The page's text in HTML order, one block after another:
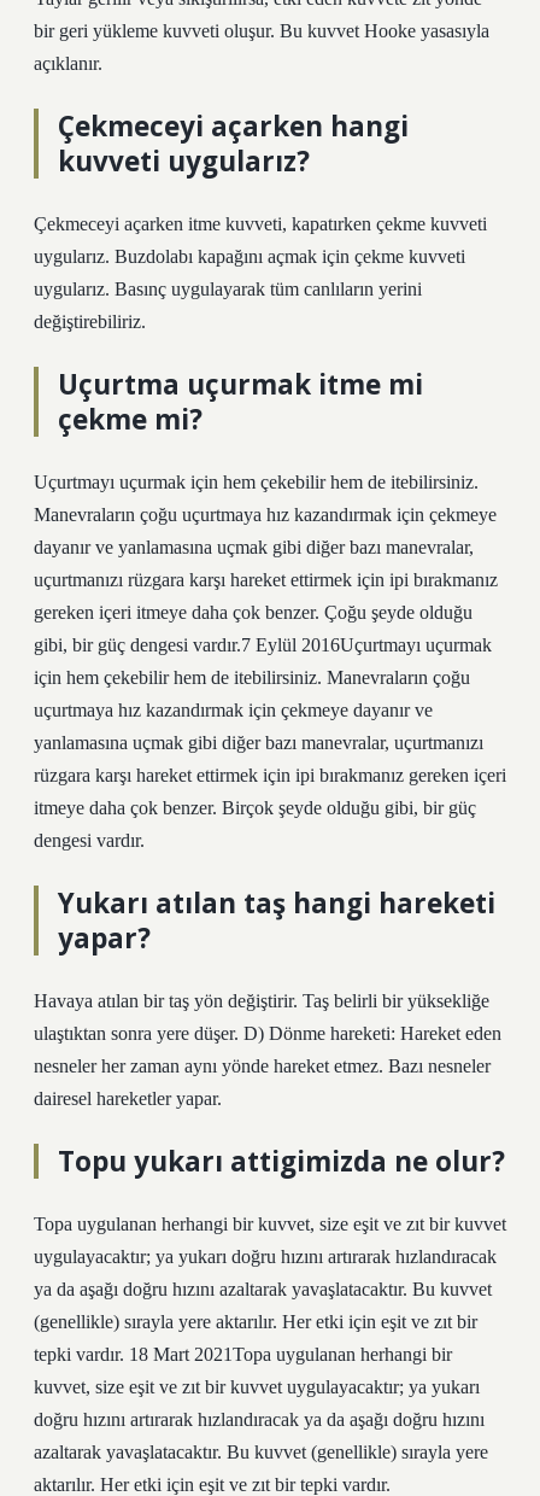
bir geri yükleme kuvveti oluşur. Bu kuvvet Hooke yasasıyla
açıklanır.
Çekmeceyi açarken hangi
kuvveti uygularız?
Çekmeceyi açarken itme kuvveti, kapatırken çekme kuvveti
uygularız. Buzdolabı kapağını açmak için çekme kuvveti
uygularız. Basınç uygulayarak tüm canlıların yerini
değiştirebiliriz.
Uçurtma uçurmak itme mi
çekme mi?
Uçurtmayı uçurmak için hem çekebilir hem de itebilirsiniz.
Manevraların çoğu uçurtmaya hız kazandırmak için çekmeye
dayanır ve yanlamasına uçmak gibi diğer bazı manevralar,
uçurtmanızı rüzgara karşı hareket ettirmek için ipi bırakmanız
gereken içeri itmeye daha çok benzer. Çoğu şeyde olduğu
gibi, bir güç dengesi vardır.7 Eylül 2016Uçurtmayı uçurmak
için hem çekebilir hem de itebilirsiniz. Manevraların çoğu
uçurtmaya hız kazandırmak için çekmeye dayanır ve
yanlamasına uçmak gibi diğer bazı manevralar, uçurtmanızı
rüzgara karşı hareket ettirmek için ipi bırakmanız gereken içeri
itmeye daha çok benzer. Birçok şeyde olduğu gibi, bir güç
dengesi vardır.
Yukarı atılan taş hangi hareketi
yapar?
Havaya atılan bir taş yön değiştirir. Taş belirli bir yüksekliğe
ulaştıktan sonra yere düşer. D) Dönme hareketi: Hareket eden
nesneler her zaman aynı yönde hareket etmez. Bazı nesneler
dairesel hareketler yapar.
Topu yukarı attigimizda ne olur?
Topa uygulanan herhangi bir kuvvet, size eşit ve zıt bir kuvvet
uygulayacaktır; ya yukarı doğru hızını artırarak hızlandıracak
ya da aşağı doğru hızını azaltarak yavaşlatacaktır. Bu kuvvet
(genellikle) sırayla yere aktarılır. Her etki için eşit ve zıt bir
tepki vardır. 18 Mart 2021Topa uygulanan herhangi bir
kuvvet, size eşit ve zıt bir kuvvet uygulayacaktır; ya yukarı
doğru hızını artırarak hızlandıracak ya da aşağı doğru hızını
azaltarak yavaşlatacaktır. Bu kuvvet (genellikle) sırayla yere
aktarılır. Her etki için eşit ve zıt bir tepki vardır.